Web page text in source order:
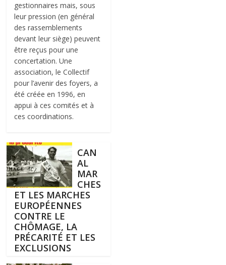
gestionnaires mais, sous
leur pression (en général
des rassemblements
devant leur siège) peuvent
être reçus pour une
concertation. Une
association, le Collectif
pour l’avenir des foyers, a
été créée en 1996, en
appui à ces comités et à
ces coordinations.
CAN
AL
MAR
CHES
ET LES MARCHES
EUROPÉENNES
CONTRE LE
CHÔMAGE, LA
PRÉCARITÉ ET LES
EXCLUSIONS